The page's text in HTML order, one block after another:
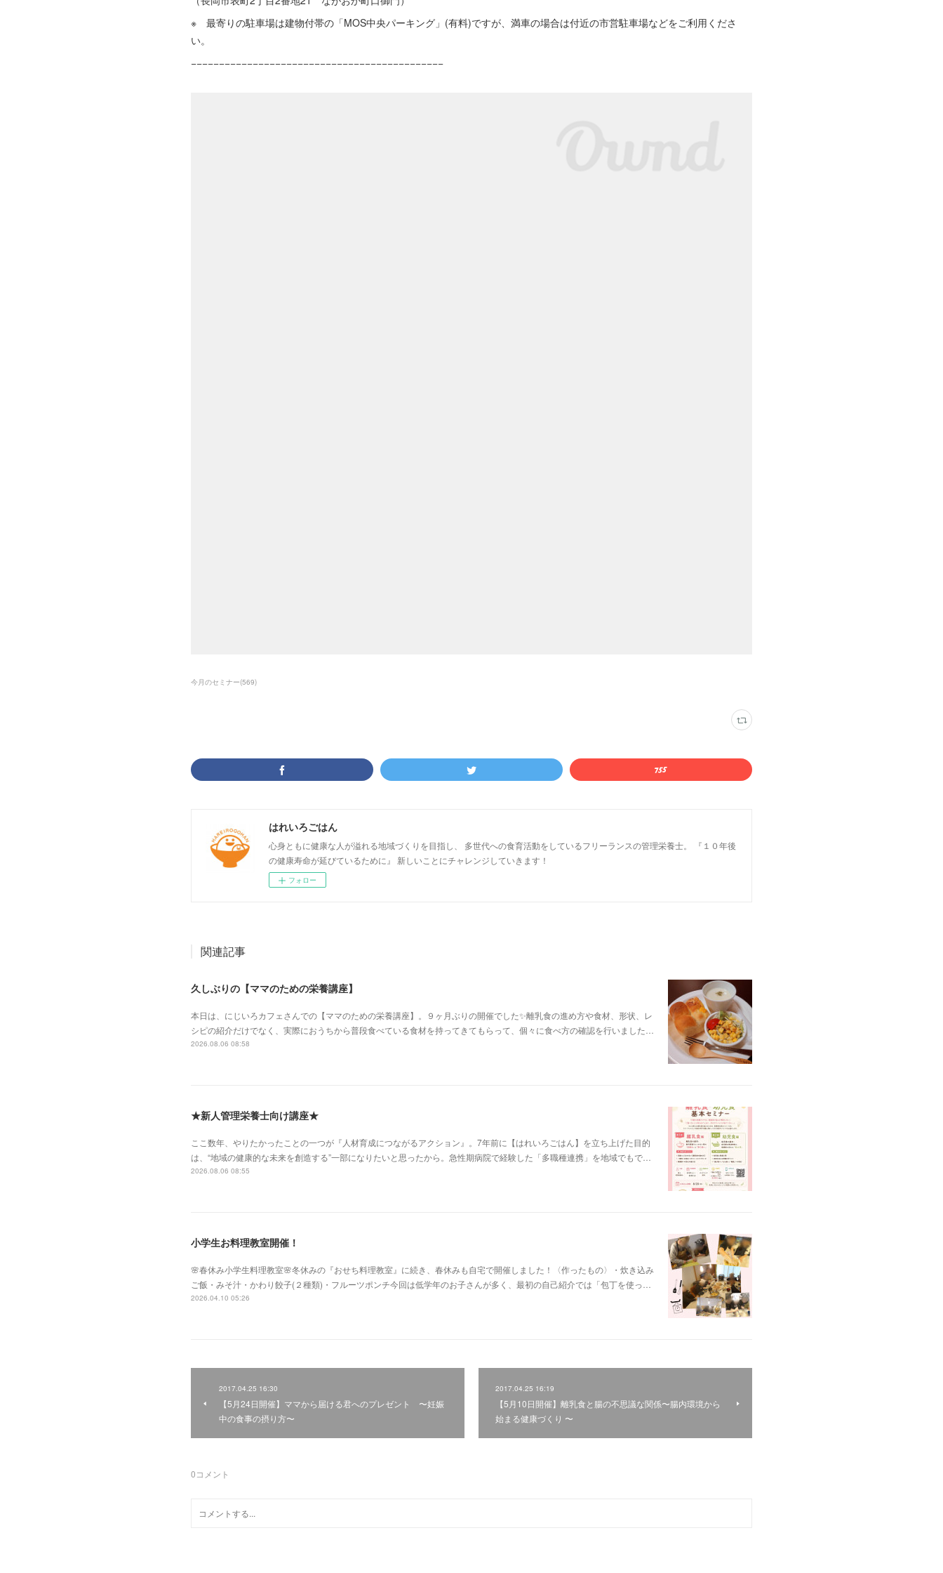
※ 最寄りの駐車場は建物付帯の「MOS中央パーキング」(有料)ですが、満車の場合は付近の市営駐車場などをご利用くださ
い。
−−−−−−−−−−−−−−−−−−−−−−−−−−−−−−−−−−−−−−−−−−−−−
今月のセミナー(569)
はれいろごはん
心身ともに健康な人が溢れる地域づくりを目指し、 多世代への食育活動をしているフリーランスの管理栄養士。 『１０年後
の健康寿命が延びているために』 新しいことにチャレンジしていきます！
フォロー
関連記事
久しぶりの【ママのための栄養講座】
本日は、にじいろカフェさんでの【ママのための栄養講座】。９ヶ月ぶりの開催でした✨離乳食の進め方や食材、形状、レ
シピの紹介だけでなく、実際におうちから普段食べている食材を持ってきてもらって、個々に食べ方の確認を行いました…
2026.08.06 08:58
★新人管理栄養士向け講座★
ここ数年、やりたかったことの一つが『人材育成につながるアクション』。7年前に【はれいろごはん】を立ち上げた目的
は、“地域の健康的な未来を創造する”一部になりたいと思ったから。急性期病院で経験した「多職種連携」を地域でもで…
2026.08.06 08:55
小学生お料理教室開催！
🌸春休み小学生料理教室🌸冬休みの『おせち料理教室』に続き、春休みも自宅で開催しました！〈作ったもの〉・炊き込み
ご飯・みそ汁・かわり餃子(２種類)・フルーツポンチ今回は低学年のお子さんが多く、最初の自己紹介では「包丁を使っ…
2026.04.10 05:26
2017.04.25 16:30
【5月24日開催】ママから届ける君へのプレゼント 〜妊娠
中の食事の摂り方〜
2017.04.25 16:19
【5月10日開催】離乳食と腸の不思議な関係〜腸内環境から
始まる健康づくり 〜
0コメント